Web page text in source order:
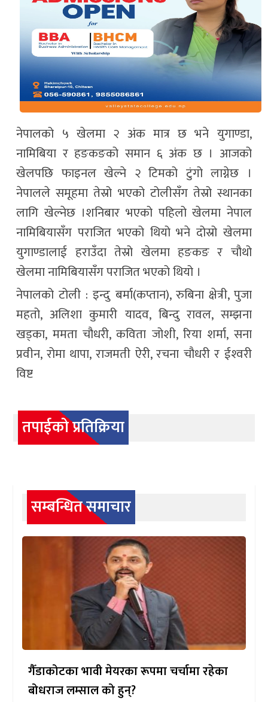
नेपालको ५ खेलमा २ अंक मात्र छ भने युगाण्डा,
नामिबिया र हङकङको समान ६ अंक छ । आजको
खेलपछि फाइनल खेल्ने २ टिमको टुंगो लाग्नेछ ।
नेपालले समूहमा तेस्रो भएको टोलीसँग तेस्रो स्थानका
लागि खेल्नेछ ।शनिबार भएको पहिलो खेलमा नेपाल
नामिबियासँग पराजित भएको थियो भने दोस्रो खेलमा
युगाण्डालाई हराउँदा तेस्रो खेलमा हङकङ र चौथो
खेलमा नामिबियासँग पराजित भएको थियो ।
नेपालको टोली : इन्दु बर्मा(कप्तान), रुबिना क्षेत्री, पुजा
महतो, अलिशा कुमारी यादव, बिन्दु रावल, सम्झना
खड्का, ममता चौधरी, कविता जोशी, रिया शर्मा, सना
प्रवीन, रोमा थापा, राजमती ऐरी, रचना चौधरी र ईश्‍वरी
विष्ट
तपाईको प्रतिक्रिया
सम्बन्धित समाचार
गैँडाकोटका भावी मेयरका रूपमा चर्चामा रहेका
बोधराज लम्साल को हुन्?